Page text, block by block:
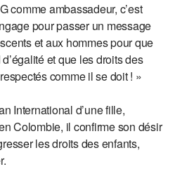
comme ambassadeur, c’est
pour passer un message
et aux hommes pour que
et que les droits des
comme il se doit ! »
International d’une fille,
Colombie, il confirme son désir
les droits des enfants,